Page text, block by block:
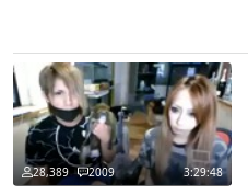
3:29:48
28,389 2009